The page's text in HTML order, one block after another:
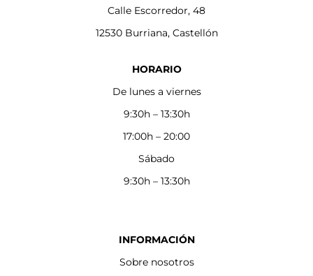
Calle Escorredor, 48
12530 Burriana, Castellón
HORARIO
De lunes a viernes
9:30h – 13:30h
17:00h – 20:00
Sábado
9:30h – 13:30h
INFORMACIÓN
Sobre nosotros